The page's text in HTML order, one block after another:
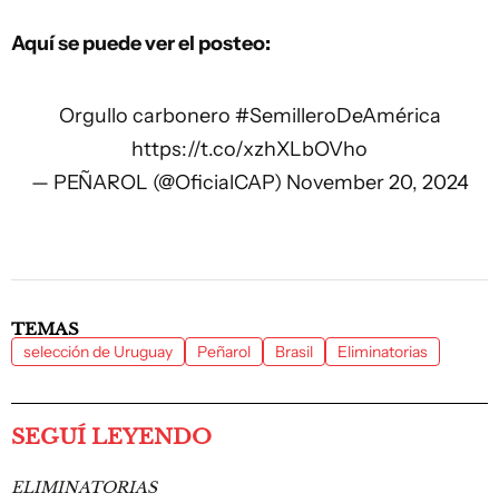
Aquí se puede ver el posteo:
Orgullo carbonero #SemilleroDeAmérica
https://t.co/xzhXLbOVho
— PEÑAROL (@OficialCAP) November 20, 2024
TEMAS
selección de Uruguay Peñarol Brasil Eliminatorias
SEGUÍ LEYENDO
ELIMINATORIAS